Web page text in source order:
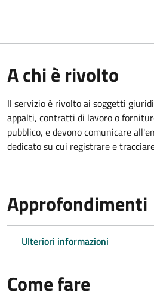
A chi è rivolto
Il servizio è rivolto ai soggetti
appalti, contratti di lavoro o
pubblico, e devono comunicare
dedicato su cui registrare e
Approfondimenti
Ulteriori informazioni
Come fare